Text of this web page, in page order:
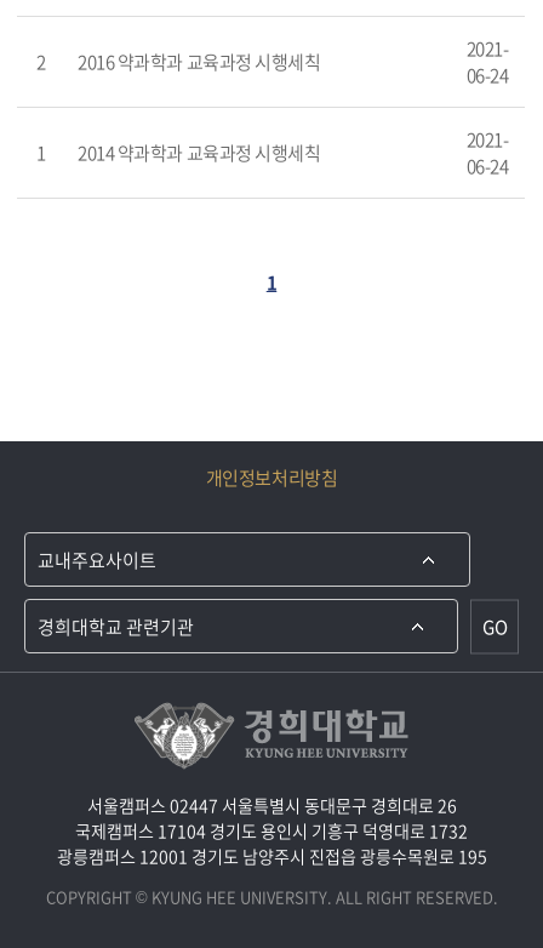
2 2016 약과학과 교육과정 시행세칙
2021-
06-24
1 2014 약과학과 교육과정 시행세칙
2021-
06-24
1
개인정보처리방침
GO
서울캠퍼스 02447 서울특별시 동대문구 경희대로 26
국제캠퍼스 17104 경기도 용인시 기흥구 덕영대로 1732
광릉캠퍼스 12001 경기도 남양주시 진접읍 광릉수목원로 195
COPYRIGHT © KYUNG HEE UNIVERSITY. ALL RIGHT RESERVED.